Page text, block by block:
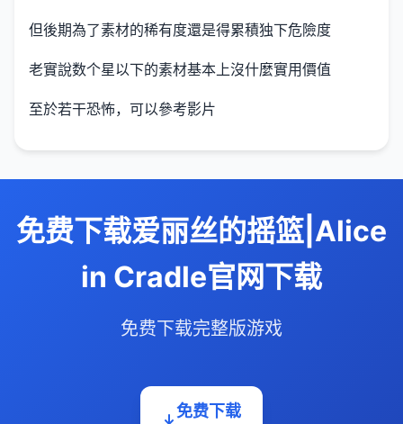
但後期為了素材的稀有度還是得累積独下危險度
老實說数个星以下的素材基本上沒什麼實用價值
至於若干恐怖，可以參考影片
免费下载爱丽丝的摇篮|Alice
in Cradle官网下载
免费下载完整版游戏
免费下载